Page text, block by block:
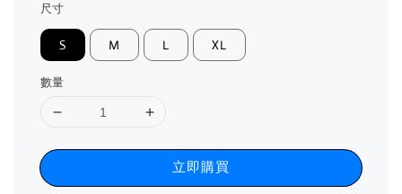
尺寸
S M L XL
數量
立即購買